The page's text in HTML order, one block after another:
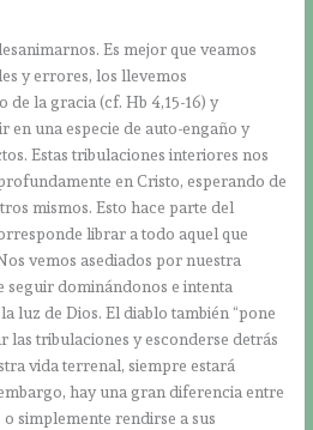
Es mejor que veamos
y errores, los llevemos
la gracia (cf. Hb 4,15-16) y
en una especie de auto-engaño y
Estas tribulaciones interiores nos
en Cristo, esperando de
mismos. Esto hace parte del
librar a todo aquel que
vemos asediados por nuestra
seguir dominándonos e intenta
luz de Dios. El diablo también “pone
las tribulaciones y esconderse detrás
vida terrenal, siempre estará
hay una gran diferencia entre
simplemente rendirse a sus